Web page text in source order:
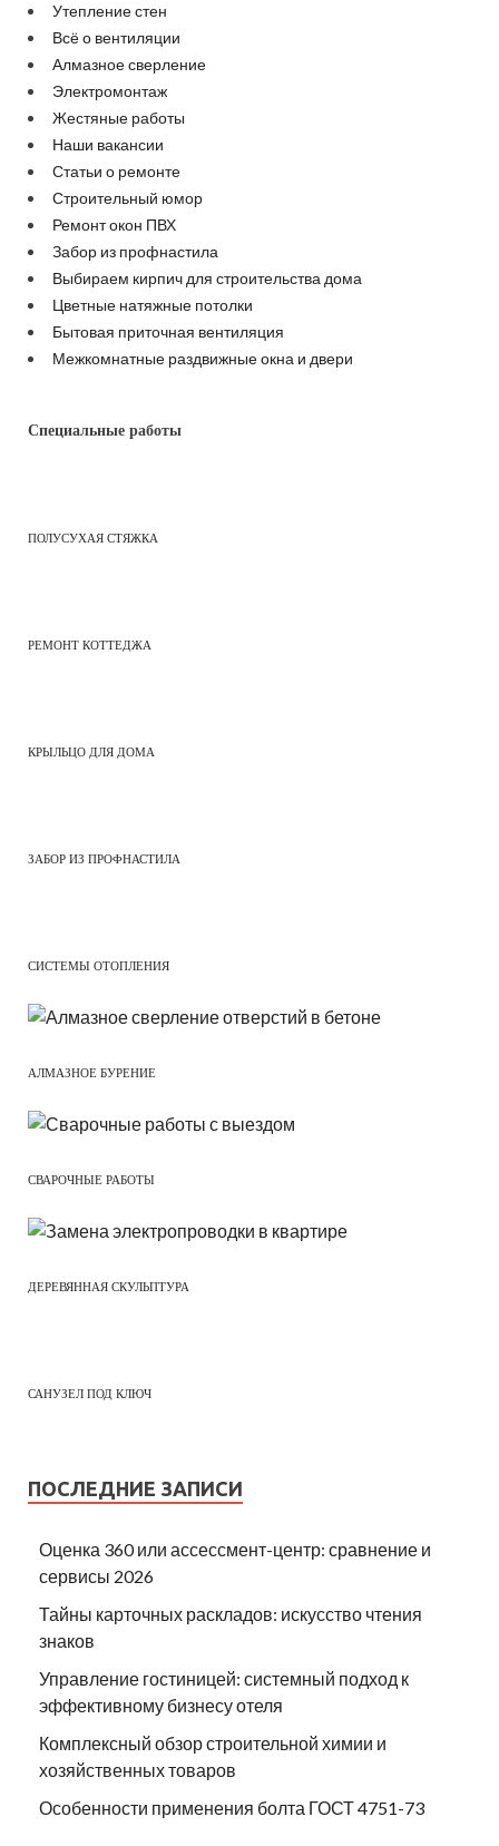
Утепление стен
Всё о вентиляции
Алмазное сверление
Электромонтаж
Жестяные работы
Наши вакансии
Статьи о ремонте
Строительный юмор
Ремонт окон ПВХ
Забор из профнастила
Выбираем кирпич для строительства дома
Цветные натяжные потолки
Бытовая приточная вентиляция
Межкомнатные раздвижные окна и двери
Специальные работы
ПОЛУСУХАЯ СТЯЖКА
РЕМОНТ КОТТЕДЖА
КРЫЛЬЦО ДЛЯ ДОМА
ЗАБОР ИЗ ПРОФНАСТИЛА
СИСТЕМЫ ОТОПЛЕНИЯ
АЛМАЗНОЕ БУРЕНИЕ
СВАРОЧНЫЕ РАБОТЫ
ДЕРЕВЯННАЯ СКУЛЬПТУРА
САНУЗЕЛ ПОД КЛЮЧ
ПОСЛЕДНИЕ ЗАПИСИ
Оценка 360 или ассессмент-центр: сравнение и
сервисы 2026
Тайны карточных раскладов: искусство чтения
знаков
Управление гостиницей: системный подход к
эффективному бизнесу отеля
Комплексный обзор строительной химии и
хозяйственных товаров
Особенности применения болта ГОСТ 4751-73